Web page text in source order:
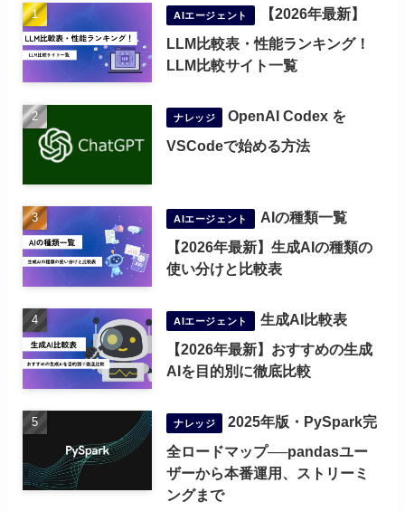
AIエージェント
【2026年最新】
LLM比較表・性能ランキング！
LLM比較サイト一覧
ナレッジ
OpenAI Codex を
VSCodeで始める方法
AIエージェント
AIの種類一覧
【2026年最新】生成AIの種類の
使い分けと比較表
AIエージェント
生成AI比較表
【2026年最新】おすすめの生成
AIを目的別に徹底比較
ナレッジ
2025年版・PySpark完
全ロードマップ──pandasユー
ザーから本番運用、ストリーミ
ングまで